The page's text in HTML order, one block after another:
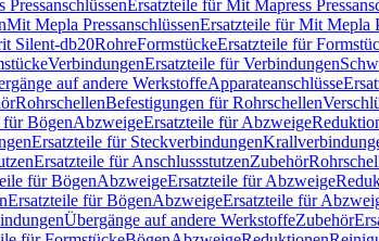
PressanschlüssenErsatzteile für Mit Mapress
Mit Mepla PressanschlüssenErsatzteile für Mit Mepla
Silent-db20RohreFormstückeErsatzteile für
VerbindungenErsatzteile für Verbindungen
auf andere WerkstoffeApparateanschlüsse
RohrschellenBefestigungen für Rohrschellen
für BögenAbzweigeErsatzteile für Abzweige
Ersatzteile für Steckverbindungen
Ersatzteile für AnschlussstutzenZubehör
für BögenAbzweigeErsatzteile für Abzweige
Ersatzteile für BögenAbzweigeErsatzteile für
Übergänge auf andere WerkstoffeZubehör